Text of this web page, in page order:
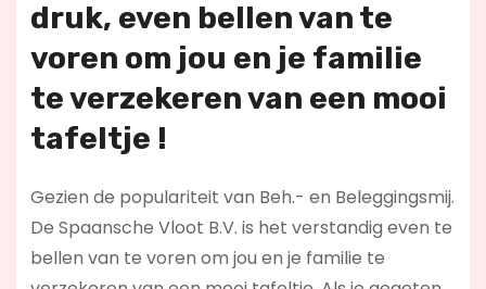
druk, even bellen van te
voren om jou en je familie
te verzekeren van een mooi
tafeltje !
Gezien de populariteit van Beh.- en Beleggingsmij.
De Spaansche Vloot B.V. is het verstandig even te
bellen van te voren om jou en je familie te